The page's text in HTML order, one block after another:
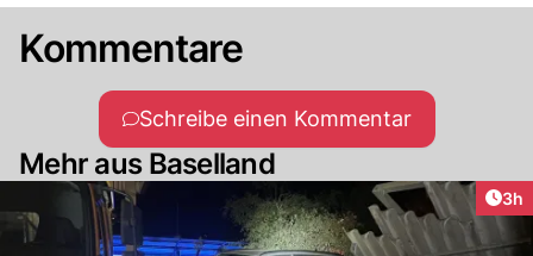
Kommentare
Schreibe einen Kommentar
Mehr aus Baselland
3h